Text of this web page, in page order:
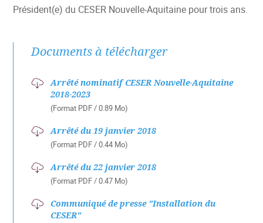
Président(e) du CESER Nouvelle-Aquitaine pour trois ans.
Documents à télécharger
Arrêté nominatif CESER Nouvelle-Aquitaine
2018-2023
(Format PDF / 0.89 Mo)
Arrêté du 19 janvier 2018
(Format PDF / 0.44 Mo)
Arrêté du 22 janvier 2018
(Format PDF / 0.47 Mo)
Communiqué de presse "Installation du
CESER"